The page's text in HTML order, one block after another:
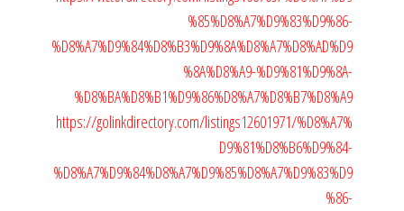
%85%D8%A7%D9%83%D9%86-
%D8%A7%D9%84%D8%B3%D9%8A%D8%A7%D8%AD%D9
%8A%D8%A9-%D9%81%D9%8A-
%D8%BA%D8%B1%D9%86%D8%A7%D8%B7%D8%A9
https://golinkdirectory.com/listings12601971/%D8%A7%
D9%81%D8%B6%D9%84-
%D8%A7%D9%84%D8%A7%D9%85%D8%A7%D9%83%D9
%86-